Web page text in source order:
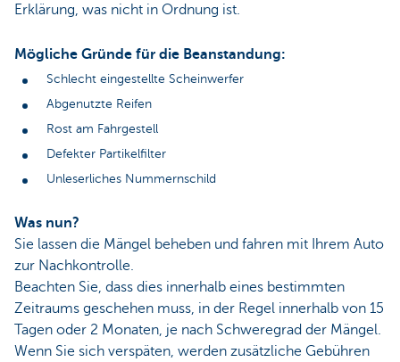
Erklärung, was nicht in Ordnung ist.
Mögliche Gründe für die Beanstandung:
Schlecht eingestellte Scheinwerfer
Abgenutzte Reifen
Rost am Fahrgestell
Defekter Partikelfilter
Unleserliches Nummernschild
Was nun?
Sie lassen die Mängel beheben und fahren mit Ihrem Auto
zur Nachkontrolle.
Beachten Sie, dass dies innerhalb eines bestimmten
Zeitraums geschehen muss, in der Regel innerhalb von 15
Tagen oder 2 Monaten, je nach Schweregrad der Mängel.
Wenn Sie sich verspäten, werden zusätzliche Gebühren